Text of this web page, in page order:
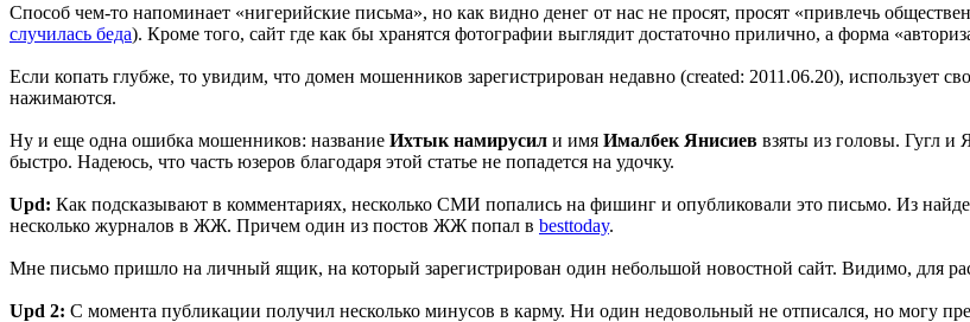
Способ чем-то напоминает «нигерийские письма», но как видно денег от нас не просят, просят «привлечь
случилась беда). Кроме того, сайт где как бы хранятся фотографии выглядит достаточно прилично, а форма
Если копать глубже, то увидим, что домен мошенников зарегистрирован недавно (created: 2011.06.20), использует
нажимаются.
Ну и еще одна ошибка мошенников: название Ихтык намирусил и имя Ималбек Янисиев взяты из головы. Гугл и
быстро. Надеюсь, что часть юзеров благодаря этой статье не попадется на удочку.
Upd: Как подсказывают в комментариях, несколько СМИ попались на фишинг и опубликовали это письмо. Из
несколько журналов в ЖЖ. Причем один из постов ЖЖ попал в besttoday.
Мне письмо пришло на личный ящик, на который зарегистрирован один небольшой новостной сайт. Видимо, для
Upd 2: С момента публикации получил несколько минусов в карму. Ни один недовольный не отписался, но могу